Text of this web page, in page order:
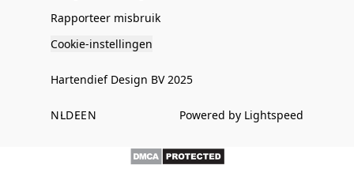
Rapporteer misbruik
Cookie-instellingen
Hartendief Design BV 2025
NLDEEN Powered by Lightspeed